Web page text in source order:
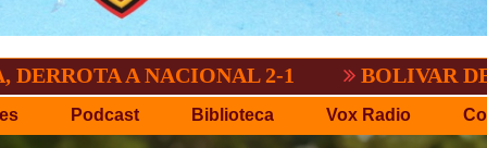
A NACIONAL 2-1 BOLIVAR DEMOSTRO
Podcast Biblioteca Vox Radio